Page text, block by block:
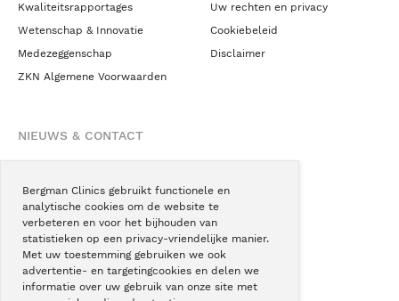
Bergman Clinics gebruikt functionele en
analytische cookies om de website te
verbeteren en voor het bijhouden van
statistieken op een privacy-vriendelijke manier.
Met uw toestemming gebruiken we ook
advertentie- en targetingcookies en delen we
informatie over uw gebruik van onze site met
Kwaliteitsrapportages
Wetenschap & Innovatie
Medezeggenschap
ZKN Algemene Voorwaarden
Uw rechten en privacy
Cookiebeleid
Disclaimer
NIEUWS & CONTACT
Blogs
Podcast
Pressroom
Instagram
Facebook